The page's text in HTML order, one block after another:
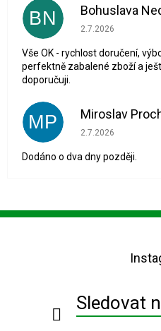
BN Bohuslava
Hodnocení
2.7.2026
Vše OK - rychlost doručení,
perfektně zabalené zboží a
doporučuji.
MP Miroslav
Hodnocení
2.7.2026
Dodáno o dva dny později.
Z
Sledovat